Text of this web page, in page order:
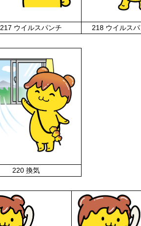
217 ウイルスパンチ 218 ウイルス
220 換気